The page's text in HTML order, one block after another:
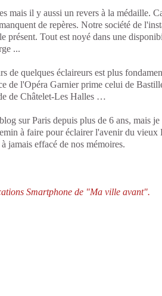
mais il y aussi un revers à la médaille.
de repères. Notre société de
présent. Tout est noyé dans une
...
de quelques éclaireurs est plus
de l'Opéra Garnier prime celui de
de Châtelet-Les Halles …
sur Paris depuis plus de 6 ans, mais
à faire pour éclairer l'avenir du vieux
jamais effacé de nos mémoires.
Smartphone de "Ma ville avant".